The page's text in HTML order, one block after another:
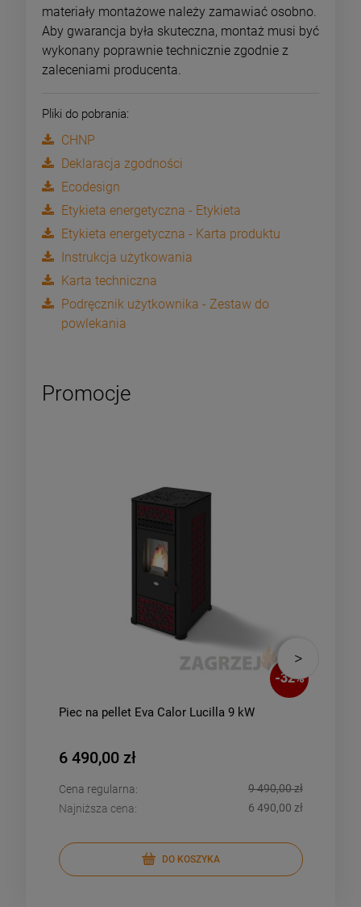
materiały montażowe należy zamawiać osobno.
Aby gwarancja była skuteczna, montaż musi być
wykonany poprawnie technicznie zgodnie z
zaleceniami producenta.
Pliki do pobrania:
CHNP
Deklaracja zgodności
Ecodesign
Etykieta energetyczna - Etykieta
Etykieta energetyczna - Karta produktu
Instrukcja użytkowania
Karta techniczna
Podręcznik użytkownika - Zestaw do
powlekania
Promocje
-32%
Piec na pellet Eva Calor Lucilla 9 kW
6 490,00 zł
Cena regularna:
9 490,00 zł
Najniższa cena:
6 490,00 zł
DO KOSZYKA